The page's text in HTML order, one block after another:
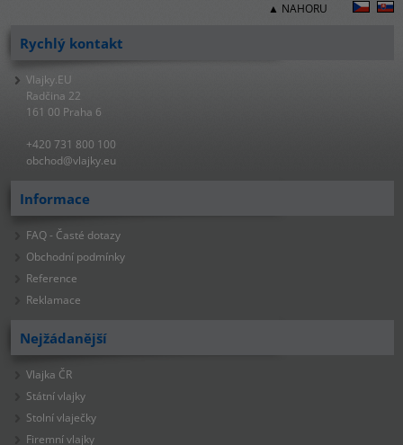
▲ NAHORU
Rychlý kontakt
Vlajky.EU
Radčina 22
161 00 Praha 6
+420 731 800 100
obchod@vlajky.eu
Informace
FAQ - Časté dotazy
Obchodní podmínky
Reference
Reklamace
Nejžádanější
Vlajka ČR
Státní vlajky
Stolní vlaječky
Firemní vlajky